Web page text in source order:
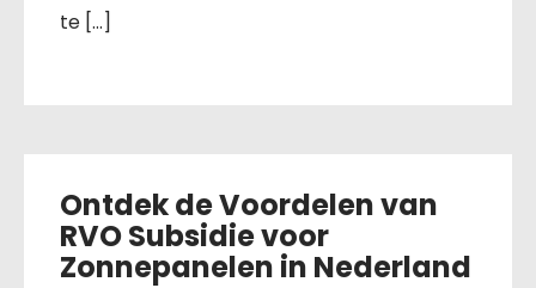
te […]
Ontdek de Voordelen van
RVO Subsidie voor
Zonnepanelen in Nederland